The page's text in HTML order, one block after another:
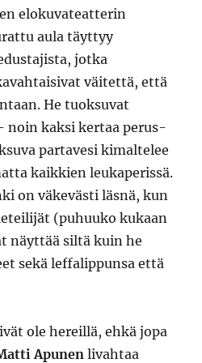
elokuvateatterin
aula täyttyy
jotka
väitettä, että
He tuoksuvat
noin kaksi kertaa perus-
partavesi kimaltelee
kaikkien leukaperissä.
on väkevästi läsnä, kun
(puhuuko kukaan
näyttää siltä kuin he
sekä leffalippunsa että
ole hereillä, ehkä jopa
Apunen livahtaa